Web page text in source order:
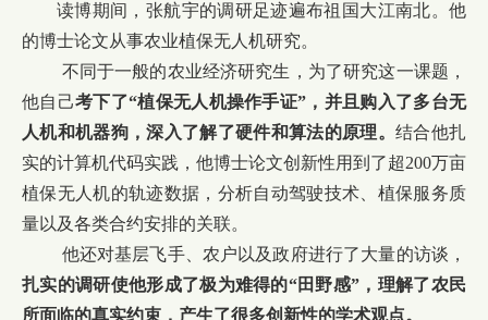
读博期间，张航宇的调研足迹遍布祖国大江南北。他
的博士论文从事农业植保无人机研究。
不同于一般的农业经济研究生，为了研究这一课题，
他自己考下了“植保无人机操作手证” ，并且购入了多台无
人机和机器狗，深入了解了硬件和算法的原理。 结合他扎
实的计算机代码实践，他博士论文创新性用到了超200万亩
植保无人机的轨迹数据，分析自动驾驶技术、植保服务质
量以及各类合约安排的关联。
他还对基层飞手、农户以及政府进行了大量的访谈，
扎实的调研使他形成了极为难得的“田野感”，理解了农民
所面临的真实约束，产生了很多创新性的学术观点。